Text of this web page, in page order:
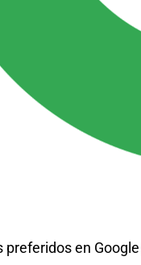
preferidos en Google